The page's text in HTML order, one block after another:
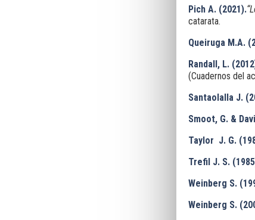
Pich A. (2021).“
catarata.
Queiruga M.A.
Randall, L.
(Cuadernos del
Santaolalla J.
Smoot, G. &
Taylor J. G.
Trefil J. S.
Weinberg S.
Weinberg S.